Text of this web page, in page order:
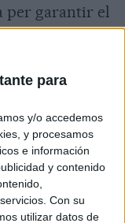
para
y/o accedemos
y procesamos
e información
y contenido
Con su
utilizar datos de
per garantir el
en situació de
aporta la
i
dels
de titularitat
estiguin en